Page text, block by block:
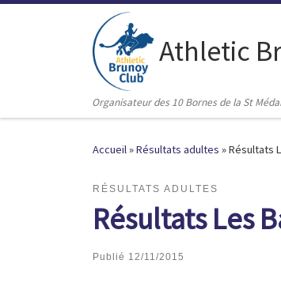
Passer au contenu
Athletic
Organisateur des 10 Bornes de la St
Accueil»Résultats adultes »Résultats
RÉSULTATS ADULTES
Résultats Les
Publié 12/11/2015